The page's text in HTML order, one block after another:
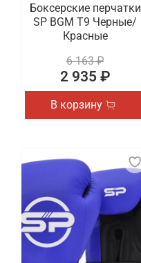
Боксерские перчатки
SP BGM T9 Черные/
Красные
6 163 ₽
2 935 ₽
В корзину